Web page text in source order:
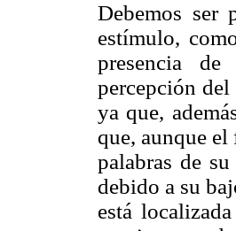
Debemos ser
estímulo,
presencia
percepción del
ya que,
que, aunque
palabras de
debido a su
está